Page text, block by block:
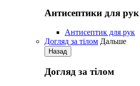
Антисептики для рук
Антисептик для рук
Догляд за тілом Дальше
Назад
Догляд за тілом